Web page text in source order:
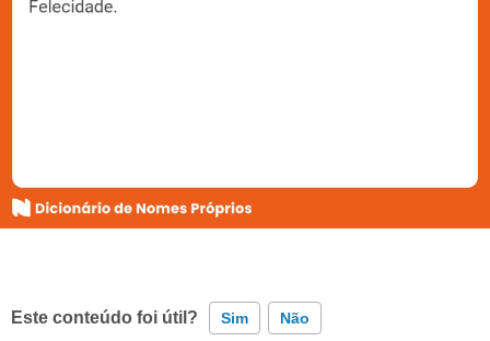
Este conteúdo foi útil? Sim Não